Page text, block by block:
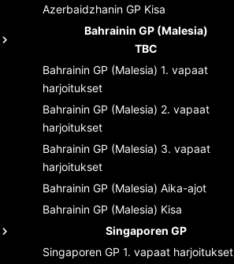
Azerbaidzhanin GP Kisa
Bahrainin GP (Malesia)
TBC
Bahrainin GP (Malesia) 1. vapaat
harjoitukset
Bahrainin GP (Malesia) 2. vapaat
harjoitukset
Bahrainin GP (Malesia) 3. vapaat
harjoitukset
Bahrainin GP (Malesia) Aika-ajot
Bahrainin GP (Malesia) Kisa
Singaporen GP
Singaporen GP 1. vapaat harjoitukset